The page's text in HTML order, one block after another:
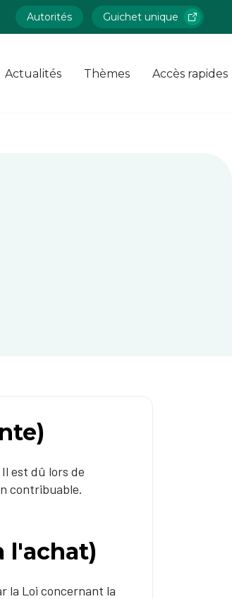
Autorités Guichet unique
Actualités Thèmes Accès rapides
est dû lors de
contribuable.
l'achat)
la Loi concernant la